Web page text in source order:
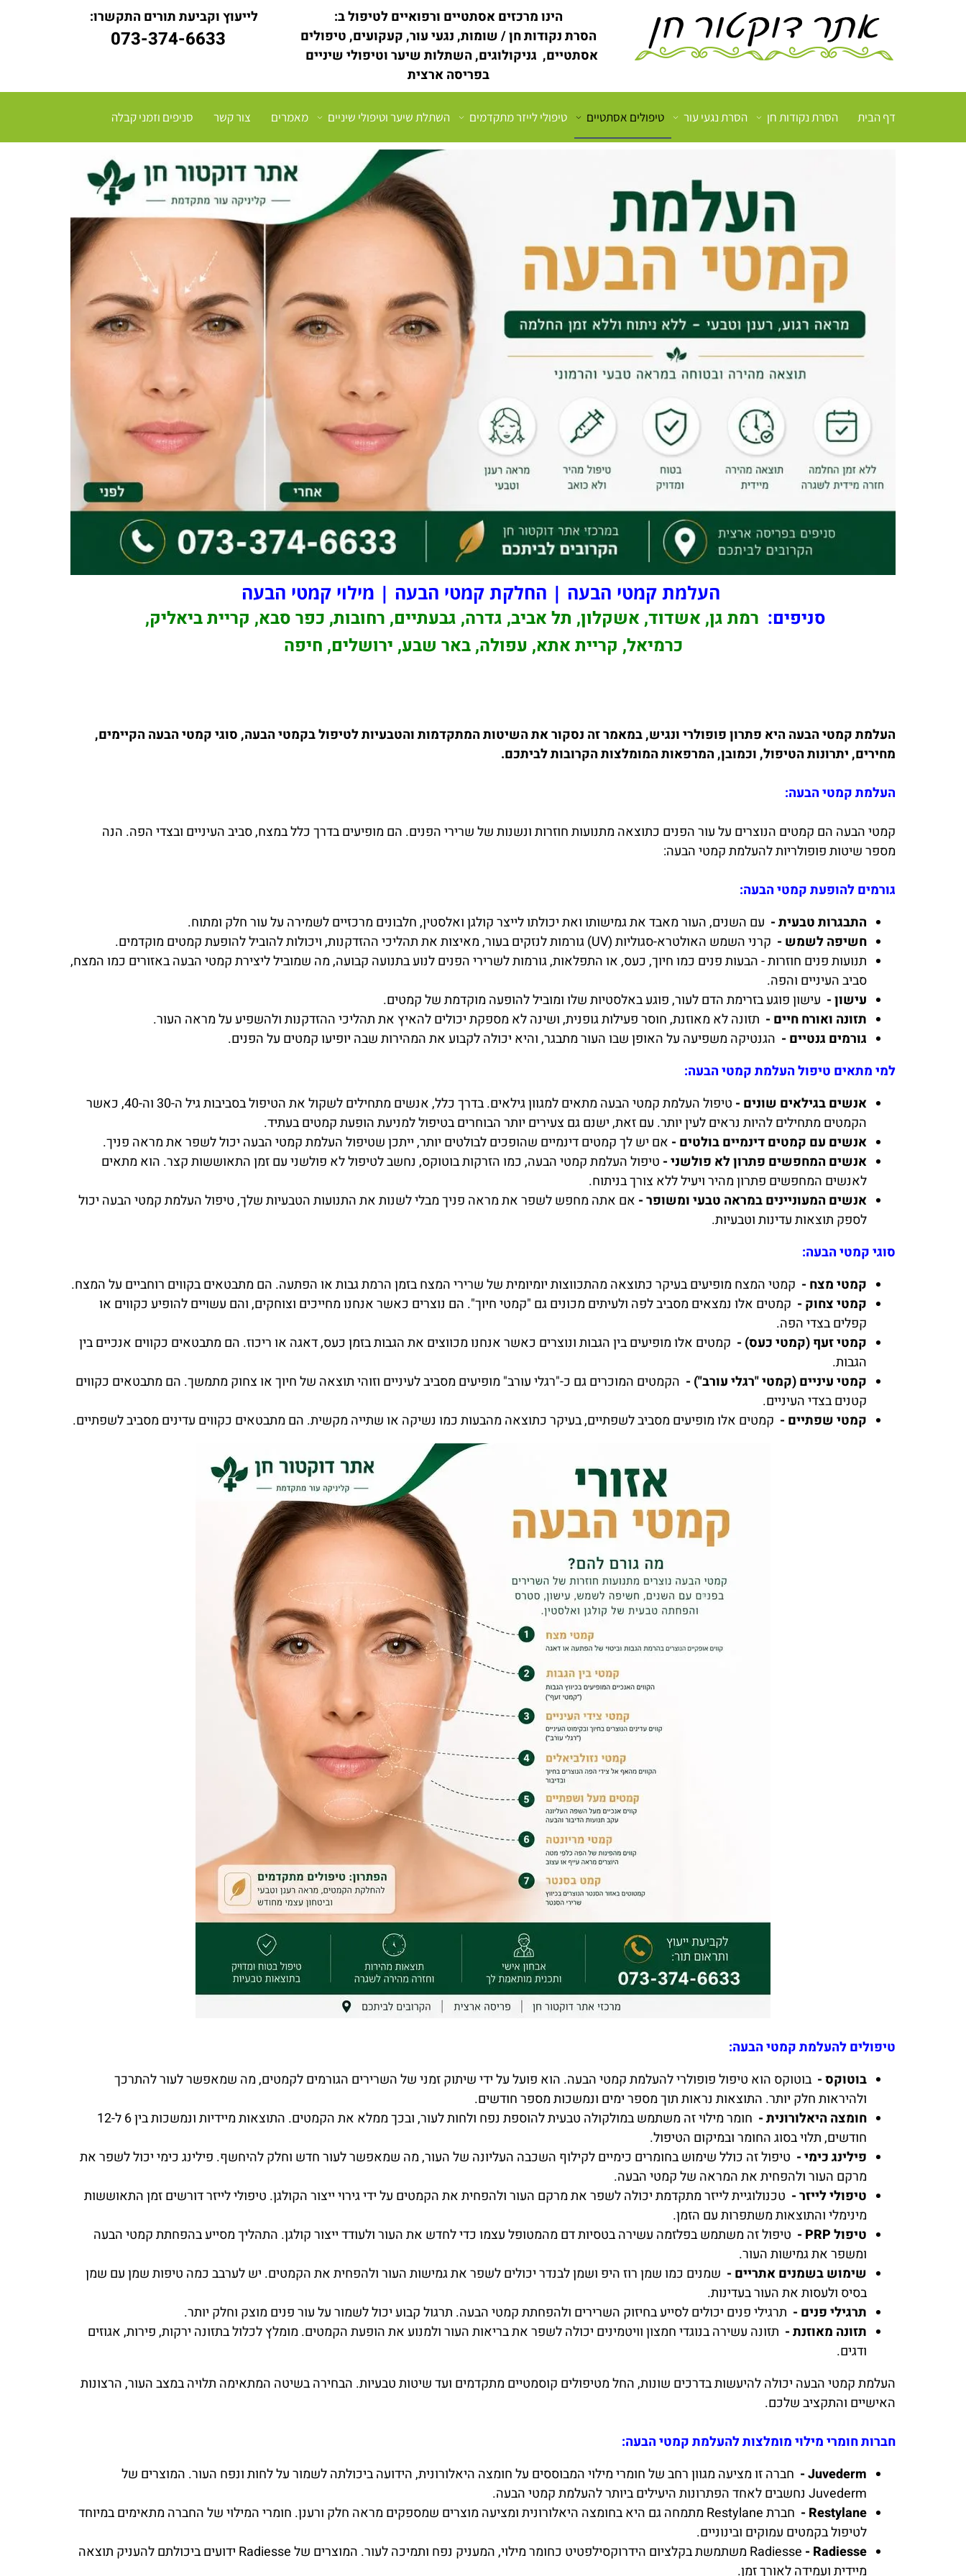
הינו מרכזים אסתטיים ורפואיים לטיפול ב:
הסרת נקודות חן / שומות, נגעי עור, קעקועים, טיפולים
אסתטיים, גניקולוגים, השתלות שיער וטיפולי שיניים
בפריסה ארצית
לייעוץ וקביעת תורים התקשרו:
073-374-6633
דף הבית הסרת נקודות חן הסרת נגעי עור טיפולים אסתטיים טיפולי לייזר מתקדמים השתלת שיער וטיפולי שיניים מאמרים צור קשר סניפים וזמני קבלה
העלמת קמטי הבעה | החלקת קמטי הבעה | מילוי קמטי הבעה
סניפים: רמת גן, אשדוד, אשקלון, תל אביב, גדרה, גבעתיים, רחובות, כפר סבא, קריית ביאליק,
כרמיאל, קריית אתא, עפולה, באר שבע, ירושלים, חיפה
העלמת קמטי הבעה היא פתרון פופולרי ונגיש, במאמר זה נסקור את השיטות המתקדמות והטבעיות לטיפול בקמטי הבעה, סוגי קמטי הבעה הקיימים,
מחירים, יתרונות הטיפול, וכמובן, המרפאות המומלצות הקרובות לביתכם.
העלמת קמטי הבעה:
קמטי הבעה הם קמטים הנוצרים על עור הפנים כתוצאה מתנועות חוזרות ונשנות של שרירי הפנים. הם מופיעים בדרך כלל במצח, סביב העיניים ובצדי הפה. הנה
מספר שיטות פופולריות להעלמת קמטי הבעה:
גורמים להופעת קמטי הבעה:
התבגרות טבעית - עם השנים, העור מאבד את גמישותו ואת יכולתו לייצר קולגן ואלסטין, חלבונים מרכזיים לשמירה על עור חלק ומתוח.
חשיפה לשמש - קרני השמש האולטרא-סגוליות (UV) גורמות לנזקים בעור, מאיצות את תהליכי ההזדקנות, ויכולות להוביל להופעת קמטים מוקדמים.
תנועות פנים חוזרות - הבעות פנים כמו חיוך, כעס, או התפלאות, גורמות לשרירי הפנים לנוע בתנועה קבועה, מה שמוביל ליצירת קמטי הבעה באזורים כמו המצח,
סביב העיניים והפה.
עישון - עישון פוגע בזרימת הדם לעור, פוגע באלסטיות שלו ומוביל להופעה מוקדמת של קמטים.
תזונה ואורח חיים - תזונה לא מאוזנת, חוסר פעילות גופנית, ושינה לא מספקת יכולים להאיץ את תהליכי ההזדקנות ולהשפיע על מראה העור.
גורמים גנטיים - הגנטיקה משפיעה על האופן שבו העור מתבגר, והיא יכולה לקבוע את המהירות שבה יופיעו קמטים על הפנים.
למי מתאים טיפול העלמת קמטי הבעה:
אנשים בגילאים שונים -
טיפול העלמת קמטי הבעה מתאים למגוון גילאים. בדרך כלל, אנשים מתחילים לשקול את הטיפול בסביבות גיל ה-30 וה-40, כאשר
הקמטים מתחילים להיות נראים לעין יותר. עם זאת, ישנם גם צעירים יותר הבוחרים בטיפול למניעת הופעת קמטים בעתיד.
אנשים עם קמטים דינמיים בולטים - אם יש לך קמטים דינמיים שהופכים לבולטים יותר, ייתכן שטיפול העלמת קמטי הבעה יכול לשפר את מראה פניך.
אנשים המחפשים פתרון לא פולשני - טיפול העלמת קמטי הבעה, כמו הזרקות בוטוקס, נחשב לטיפול לא פולשני עם זמן התאוששות קצר. הוא מתאים
לאנשים המחפשים פתרון מהיר ויעיל ללא צורך בניתוח.
אנשים המעוניינים במראה טבעי ומשופר - אם אתה מחפש לשפר את מראה פניך מבלי לשנות את התנועות הטבעיות שלך, טיפול העלמת קמטי הבעה יכול
לספק תוצאות עדינות וטבעיות.
סוגי קמטי הבעה:
קמטי מצח - קמטי המצח מופיעים בעיקר כתוצאה מהתכווצות יומיומית של שרירי המצח בזמן הרמת גבות או הפתעה. הם מתבטאים בקווים רוחביים על המצח.
קמטי צחוק - קמטים אלו נמצאים מסביב לפה ולעיתים מכונים גם "קמטי חיוך". הם נוצרים כאשר אנחנו מחייכים וצוחקים, והם עשויים להופיע כקווים או
קפלים בצדי הפה.
קמטי זעף (קמטי כעס) - קמטים אלו מופיעים בין הגבות ונוצרים כאשר אנחנו מכווצים את הגבות בזמן כעס, דאגה או ריכוז. הם מתבטאים כקווים אנכיים בין
הגבות.
קמטי עיניים (קמטי "רגלי עורב") - הקמטים המוכרים גם כ-"רגלי עורב" מופיעים מסביב לעיניים וזוהי תוצאה של חיוך או צחוק מתמשך. הם מתבטאים כקווים
קטנים בצדי העיניים.
קמטי שפתיים - קמטים אלו מופיעים מסביב לשפתיים, בעיקר כתוצאה מהבעות כמו נשיקה או שתייה מקשית. הם מתבטאים כקווים עדינים מסביב לשפתיים.
טיפולים להעלמת קמטי הבעה:
בוטוקס - בוטוקס הוא טיפול פופולרי להעלמת קמטי הבעה. הוא פועל על ידי שיתוק זמני של השרירים הגורמים לקמטים, מה שמאפשר לעור להתרכך
ולהיראות חלק יותר. התוצאות נראות תוך מספר ימים ונמשכות מספר חודשים.
חומצה היאלורונית -
חומר מילוי זה משתמש במולקולה טבעית להוספת נפח ולחות לעור, ובכך ממלא את הקמטים. התוצאות מיידיות ונמשכות בין 6 ל-12
חודשים, תלוי בסוג החומר ובמיקום הטיפול.
פילינג כימי - טיפול זה כולל שימוש בחומרים כימיים לקילוף השכבה העליונה של העור, מה שמאפשר לעור חדש וחלק להיחשף. פילינג כימי יכול לשפר את
מרקם העור ולהפחית את המראה של קמטי הבעה.
טיפולי לייזר - טכנולוגיית לייזר מתקדמת יכולה לשפר את מרקם העור ולהפחית את הקמטים על ידי גירוי ייצור הקולגן. טיפולי לייזר דורשים זמן התאוששות
מינימלי והתוצאות משתפרות עם הזמן.
טיפול PRP -
טיפול זה משתמש בפלזמה עשירה בטסיות דם מהמטופל עצמו כדי לחדש את העור ולעודד ייצור קולגן. התהליך מסייע בהפחתת קמטי הבעה
ומשפר את גמישות העור.
שימוש בשמנים אתריים - שמנים כמו שמן רוז היפ ושמן לבנדר יכולים לשפר את גמישות העור ולהפחית את הקמטים. יש לערבב כמה טיפות שמן עם שמן
בסיס ולעסות את העור בעדינות.
תרגילי פנים - תרגילי פנים יכולים לסייע בחיזוק השרירים ולהפחתת קמטי הבעה. תרגול קבוע יכול לשמור על עור פנים מוצק וחלק יותר.
תזונה מאוזנת - תזונה עשירה בנוגדי חמצון וויטמינים יכולה לשפר את בריאות העור ולמנוע את הופעת הקמטים. מומלץ לכלול בתזונה ירקות, פירות, אגוזים
ודגים.
העלמת קמטי הבעה יכולה להיעשות בדרכים שונות, החל מטיפולים קוסמטיים מתקדמים ועד שיטות טבעיות. הבחירה בשיטה המתאימה תלויה במצב העור, הרצונות
האישיים והתקציב שלכם.
חברות חומרי מילוי מומלצות להעלמת קמטי הבעה:
Juvederm -
חברה זו מציעה מגוון רחב של חומרי מילוי המבוססים על חומצה היאלורונית, הידועה ביכולתה לשמור על לחות ונפח העור. המוצרים של
Juvederm נחשבים לאחד הפתרונות היעילים ביותר להעלמת קמטי הבעה.
Restylane -
חברת Restylane מתמחה גם היא בחומצה היאלורונית ומציעה מוצרים שמספקים מראה חלק ורענן. חומרי המילוי של החברה מתאימים במיוחד
לטיפול בקמטים עמוקים ובינוניים.
Radiesse - Radiesse
משתמשת בקלציום הידרוקסילפטיט כחומר מילוי, המעניק נפח ותמיכה לעור. המוצרים של Radiesse ידועים ביכולתם להעניק תוצאה
מיידית ועמידה לאורך זמן.